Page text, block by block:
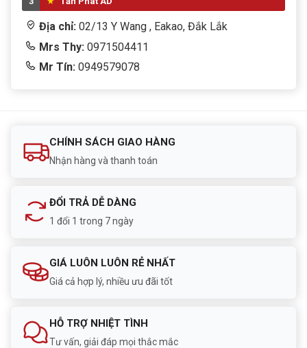
Địa chỉ: 02/13 Y Wang , Eakao, Đắk Lắk
Mrs Thy: 0971504411
Mr Tín: 0949579078
CHÍNH SÁCH GIAO HÀNG
Nhận hàng và thanh toán
ĐỔI TRẢ DỄ DÀNG
1 đổi 1 trong 7 ngày
GIÁ LUÔN LUÔN RẺ NHẤT
Giá cả hợp lý, nhiều ưu đãi tốt
HỖ TRỢ NHIỆT TÌNH
Tư vấn, giải đáp mọi thắc mắc